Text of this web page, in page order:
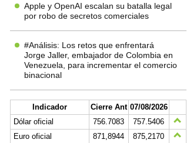
Apple y OpenAI escalan su batalla legal
por robo de secretos comerciales
#Análisis: Los retos que enfrentará
Jorge Jaller, embajador de Colombia en
Venezuela, para incrementar el comercio
binacional
Indicador Cierre Ant 07/08/2026
Dólar oficial
756.7083
757.5406
Euro oficial
871,8944
875,2170